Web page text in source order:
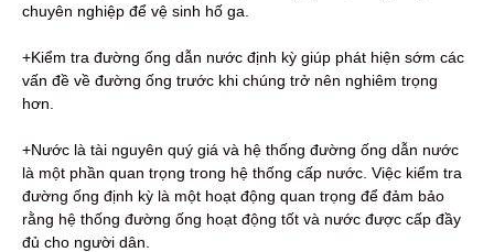
chuyên nghiệp để vệ sinh hố ga.
+Kiểm tra đường ống dẫn nước định kỳ giúp phát hiện sớm các
vấn đề về đường ống trước khi chúng trở nên nghiêm trọng
hơn.
+Nước là tài nguyên quý giá và hệ thống đường ống dẫn nước
là một phần quan trọng trong hệ thống cấp nước. Việc kiểm tra
đường ống định kỳ là một hoạt động quan trọng để đảm bảo
rằng hệ thống đường ống hoạt động tốt và nước được cấp đầy
đủ cho người dân.